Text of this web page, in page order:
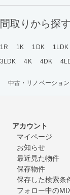
間取りから探す
1R 1K 1DK 1LDK
3LDK
4K 4DK
中古・リノベーショ
アカウント
マイページ
お知らせ
最近見た物件
保存物件
保存した検索条
フォロー中の